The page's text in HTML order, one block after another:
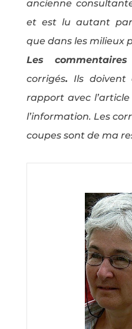
ancienne
et est lu autant par
que dans les milieux
Les
corrigés. Ils doivent
rapport avec
l’information. Les
coupes sont de ma